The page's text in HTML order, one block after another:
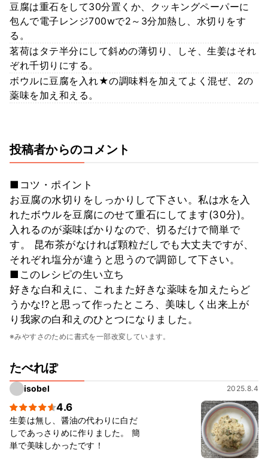
豆腐は重石をして30分置くか、クッキングペーパーに
包んで電子レンジ700wで2～3分加熱し、水切りをす
る。
茗荷はタテ半分にして斜めの薄切り、しそ、生姜はそれ
ぞれ千切りにする。
ボウルに豆腐を入れ★の調味料を加えてよく混ぜ、2の
薬味を加え和える。
投稿者からのコメント
■コツ・ポイント
お豆腐の水切りをしっかりして下さい。私は水を入
れたボウルを豆腐にのせて重石にしてます(30分)。
入れるのが薬味ばかりなので、切るだけで簡単で
す。 昆布茶がなければ顆粒だしでも大丈夫ですが、
それぞれ塩分が違うと思うので調節して下さい。
■このレシピの生い立ち
好きな白和えに、これまた好きな薬味を加えたらど
うかな!?と思って作ったところ、美味しく出来上が
り我家の白和えのひとつになりました。
※みやすさのために書式を一部改変しています。
たべれぽ
isobel 2025.8.4
4.6
生姜は無し、醤油の代わりに白だ
しであっさりめに作りました。 簡
単で美味しかったです！